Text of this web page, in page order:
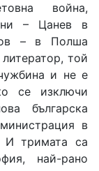
война,
– Цанев в
– в Полша
той
и не е
се изключи
българска
в
И тримата са
най-рано